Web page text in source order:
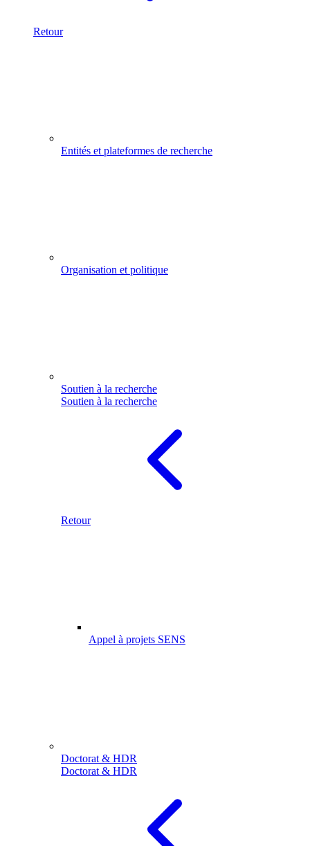
Retour
Entités et plateformes de recherche
Organisation et politique
Soutien à la recherche
Soutien à la recherche
Retour
Appel à projets SENS
Doctorat & HDR
Doctorat & HDR